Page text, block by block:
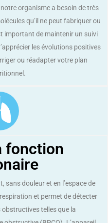
organisme a besoin de très
qu’il ne peut fabriquer ou
important de maintenir un suivi
les évolutions positives
ou réadapter votre plan
fonction
sans douleur et en l’espace de
et permet de détecter
telles que la